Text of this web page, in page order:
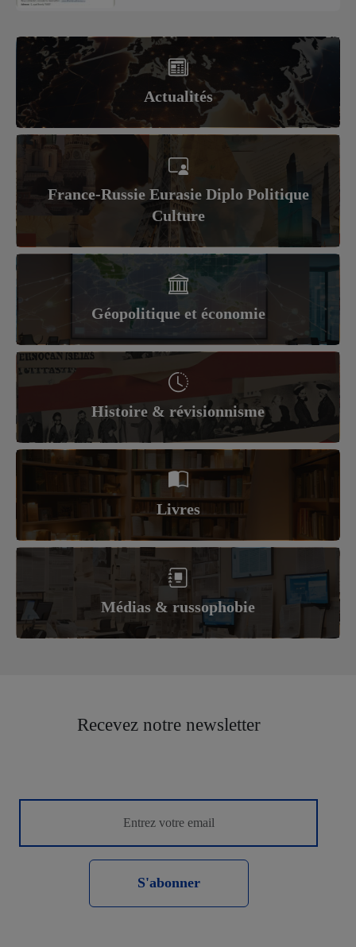
Actualités
France-Russie Eurasie Diplo Politique
Culture
Géopolitique et économie
Histoire & révisionnisme
Livres
Médias & russophobie
Recevez notre newsletter
S'abonner